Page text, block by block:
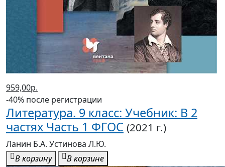
959,00р.
-40% после регистрации
Литература. 9 класс: Учебник: В 2
частях Часть 1 ФГОС (2021 г.)
Ланин Б.А. Устинова Л.Ю.
В корзину
В корзине